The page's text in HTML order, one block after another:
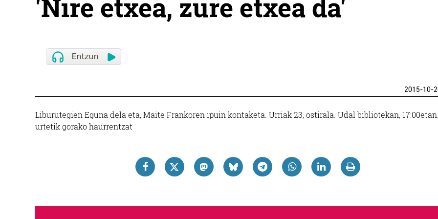
'Nire etxea, zure etxea da'
2015-10-
Liburutegien Eguna dela eta, Maite Frankoren ipuin kontaketa. Urriak 23, ostirala. Udal bibliotekan,
urtetik gorako haurrentzat